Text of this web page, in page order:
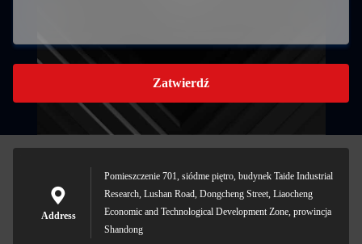
Zatwierdź
Address
Pomieszczenie 701, siódme piętro, budynek Taide Industrial
Research, Lushan Road, Dongcheng Street, Liaocheng
Economic and Technological Development Zone, prowincja
Shandong